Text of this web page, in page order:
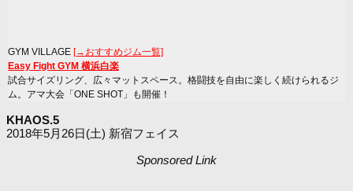
GYM VILLAGE [→おすすめジム一覧]
Easy Fight GYM 横浜白楽
試合サイズリング、広々マットスペース。格闘技を自由に楽しく続けられるジ
ム。アマ大会「ONE SHOT」も開催！
KHAOS.5
2018年5月26日(土) 新宿フェイス
Sponsored Link